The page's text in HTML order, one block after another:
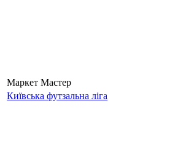
Маркет Мастер
Київська футзальна ліга